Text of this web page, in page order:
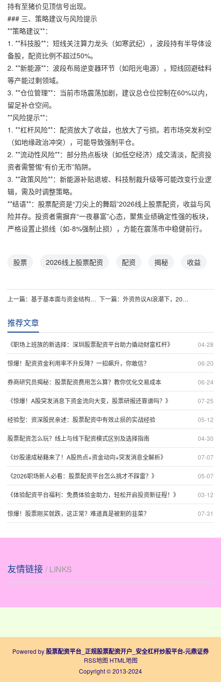
持有至猪价见顶信号出现。
### 三、策略建议与风险提示
**策略建议**：
1. **科技股**：短线关注算力龙头（如寒武纪），波段持有半导体设
备股，配资比例不超过50%。
2. **新能源**：波段布局逆变器环节（如阳光电源），短线回避硅料
等产能过剩领域。
3. **仓位管理**：当前市场震荡加剧，建议总仓位控制在60%以内，
留足补仓空间。
**风险提示**：
1. **杠杆风险**：配资放大了收益，也放大了亏损。若市场突发利空
（如地缘政治冲突），可能导致强制平仓。
2. **流动性风险**：部分热点板块（如低空经济）成交清淡，配资投
资者需警惕“有价无市”陷阱。
3. **政策风险**：新能源补贴退坡、科技制裁升级等可能改变行业逻
辑，需及时调整策略。
**结语**：股票配资是“刀尖上的舞蹈”2026线上股票配资，收益与风
险并存。投资者需摒弃“一夜暴富”心态，聚焦业绩确定性强的板块，
严格设置止损线（如-8%强制止损），方能在震荡市中稳健前行。
股票 2026线上股票配资 配资 揭秘 收益
上一篇： 基于基本面与资金结构分析的配资资金策略优化路径研判 下一篇： 外资热议AI浪潮下，2026年线上实盘配资行情如何演变？
推荐文章
04-28
《职场上班族的新选择：深圳股票配资平台助力撬动财富杠杆》
06-20
惊爆！配资资金利用率不升反降？一招飙升，你敢信？
06-24
券商研究员揭秘：股票配资费用怎么算？教你优化交易成本
07-25
《惊爆！A股突发消息下资金流向大变，股票研报还靠谱吗？》
05-12
经验型：资深股民亲述：股票配资中有效止损的实战经验
04-30
股票配资怎么玩？线上与线下配资模式区别及选择指南
07-07
《炒股速成秘籍来了！A股热点+资金动向+突发消息全解析》
05-07
《2026职场新人必看：股票配资平台怎么挑才不踩雷？》
03-12
《体验配资平台福利：免费体验金助力，轻松开启投资新征程！》
07-31
惊爆！股票刚买就跌，这正常？难道真是被割的韭菜？
友情链接 / LINKS
Powered by股票配资平台_正规股票配资开户_安全杠杆炒股平台-元鼎证券
RSS地图 HTML地图
Copyright© 2013-2024